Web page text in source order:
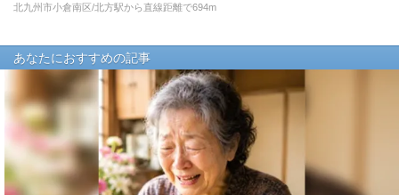
北九州市小倉南区/北方駅から直線距離で694m
あなたにおすすめの記事